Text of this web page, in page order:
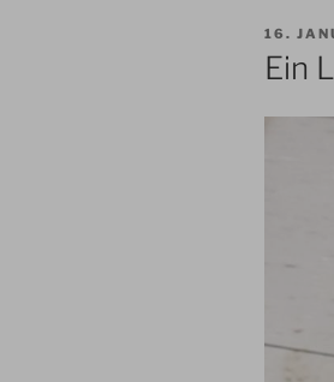
AM
16.
Ein